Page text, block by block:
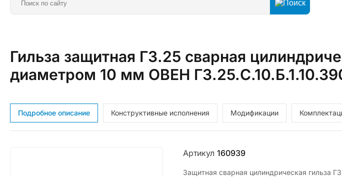
Главная Датчики Аксессуары и арматура для датчиков температуры
Гильза защитная ГЗ.25 сварная
диаметром 10 мм ОВЕН
Подробное описание Конструктивные исполнения Модификации
Артикул 160939
Защитная сварная цилиндрическая гильза